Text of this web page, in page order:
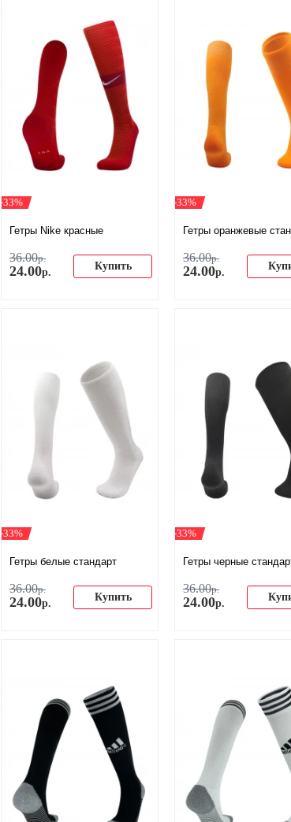
-33%
Гетры Nike красные
36.00р.
24.00р. Купить
-33%
Гетры оранжевые
36.00р.
24.00р.
-33%
Гетры белые стандарт
36.00р.
24.00р. Купить
-33%
Гетры черные
36.00р.
24.00р.